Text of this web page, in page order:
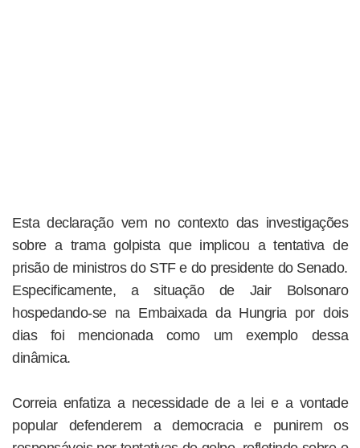
Esta declaração vem no contexto das investigações
sobre a trama golpista que implicou a tentativa de
prisão de ministros do STF e do presidente do Senado.
Especificamente, a situação de Jair Bolsonaro
hospedando-se na Embaixada da Hungria por dois
dias foi mencionada como um exemplo dessa
dinâmica.
Correia enfatiza a necessidade de a lei e a vontade
popular defenderem a democracia e punirem os